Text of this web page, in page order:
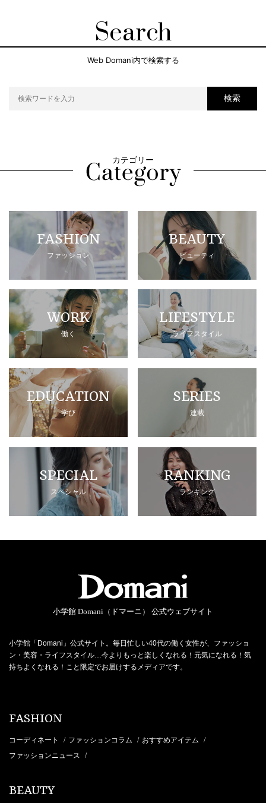
Search
Web Domani内で検索する
検索
カテゴリー
FASHION
ファッション
BEAUTY
ビューティ
WORK
働く
LIFESTYLE
ライフスタイル
EDUCATION
学び
SERIES
連載
SPECIAL
スペシャル
RANKING
ランキング
小学館 Domani（ドマーニ） 公式ウェブサイト
小学館「Domani」公式サイト。毎日忙しい40代の働く女性が、ファッショ
ン・美容・ライフスタイル…今よりもっと楽しくなれる！元気になれる！気
持ちよくなれる！こと限定でお届けするメディアです。
FASHION
コーディネート / ファッションコラム / おすすめアイテム /
ファッションニュース /
BEAUTY